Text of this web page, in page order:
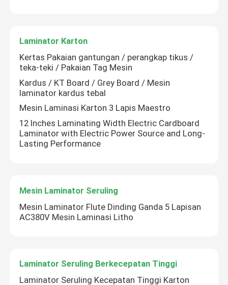
Laminator Karton
Kertas Pakaian gantungan / perangkap tikus /
teka-teki / Pakaian Tag Mesin
Kardus / KT Board / Grey Board / Mesin
laminator kardus tebal
Mesin Laminasi Karton 3 Lapis Maestro
12 Inches Laminating Width Electric Cardboard
Laminator with Electric Power Source and Long-
Lasting Performance
Mesin Laminator Seruling
Mesin Laminator Flute Dinding Ganda 5 Lapisan
AC380V Mesin Laminasi Litho
Laminator Seruling Berkecepatan Tinggi
Laminator Seruling Kecepatan Tinggi Karton